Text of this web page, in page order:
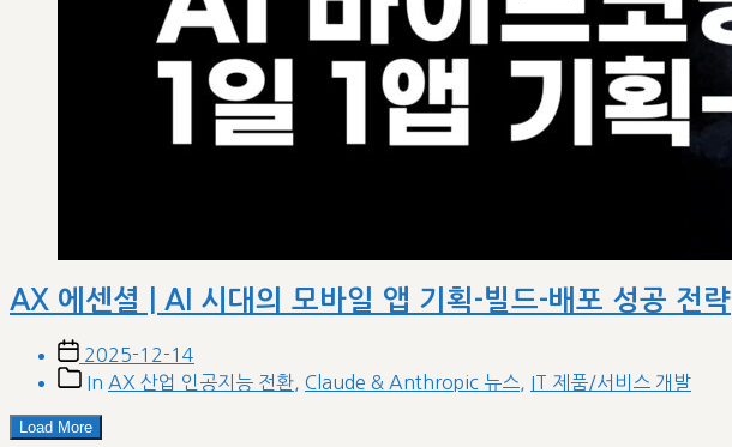
AX 에센셜 | AI 시대의 모바일 앱 기획-빌드-배포 성공 전략
Post
date
2025-12-14
PostIn AX 산업 인공지능 전환 Claude & Anthropic 뉴스 IT 제품/서비스 개발
Load More